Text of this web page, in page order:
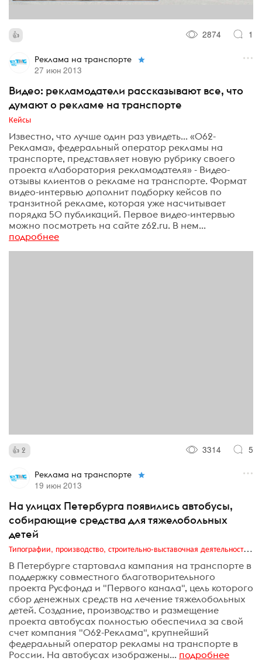
2874 1
Реклама на транспорте
27 июн 2013
Видео: рекламодатели рассказывают все, что
думают о рекламе на транспорте
Кейсы
Известно, что лучше один раз увидеть... «062-
Реклама», федеральный оператор рекламы на
транспорте, представляет новую рубрику своего
проекта «Лаборатория рекламодателя» - Видео-
отзывы клиентов о рекламе на транспорте. Формат
видео-интервью дополнит подборку кейсов по
транзитной рекламе, которая уже насчитывает
порядка 50 публикаций. Первое видео-интервью
можно посмотреть на сайте z62.ru. В нем...
подробнее
2 3314 5
Реклама на транспорте
19 июн 2013
На улицах Петербурга появились автобусы,
собирающие средства для тяжелобольных
детей
Типографии, производство, строительно-выставочная деятельность, транзитная реклама, издательский бизнес
В Петербурге стартовала кампания на транспорте в
поддержку совместного благотворительного
проекта Русфонда и "Первого канала", цель которого
сбор денежных средств на лечение тяжелобольных
детей. Создание, производство и размещение
проекта автобусах полностью обеспечила за свой
счет компания "062-Реклама", крупнейший
федеральный оператор рекламы на транспорте в
России. На автобусах изображены... подробнее